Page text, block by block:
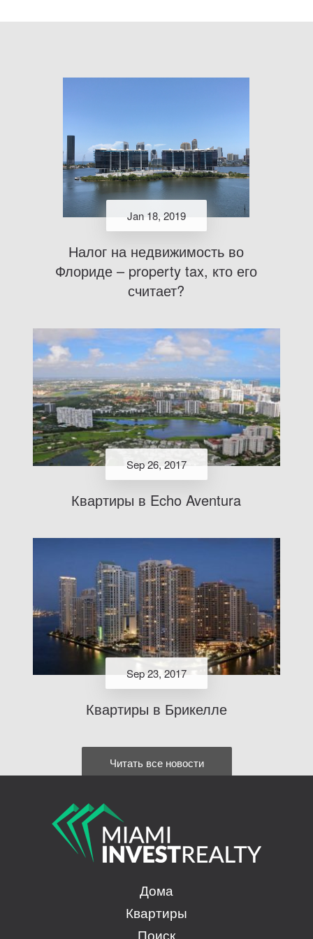
Jan 18, 2019
Налог на недвижимость во
Флориде – property tax, кто его
считает?
Sep 26, 2017
Квартиры в Echo Aventura
Sep 23, 2017
Квартиры в Брикелле
Читать все новости
Дома
Квартиры
Поиск